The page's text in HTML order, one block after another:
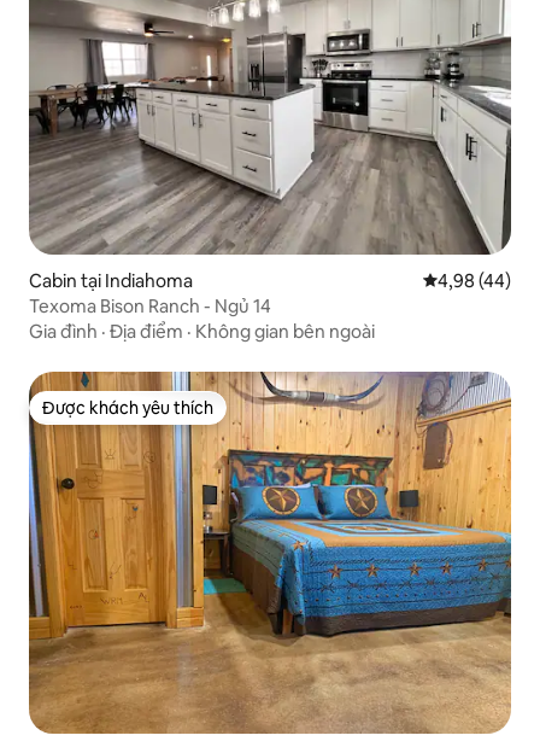
Cabin tại Indiahoma Xếp hạng
4,98 (44)
Texoma Bison Ranch - Ngủ 14
Gia đình · Địa điểm · Không gian bên ngoài
Được khách yêu thích
Được khách yêu thích